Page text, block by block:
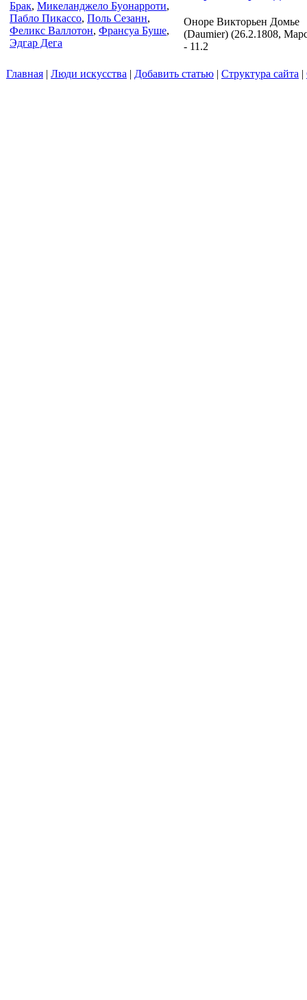
Брак, Микеланджело Буонарроти,
Пабло Пикассо, Поль Сезанн,
Феликс Валлотон, Франсуа Буше,
Эдгар Дега
Оноре Викторьен Домье
(Daumier) (26.2.1808,
- 11.2
Главная | Люди искусства | Добавить статью | Структура сайта |